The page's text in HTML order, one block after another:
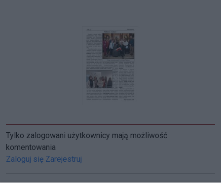
Tylko zalogowani użytkownicy mają możliwość
komentowania
Zaloguj się Zarejestruj